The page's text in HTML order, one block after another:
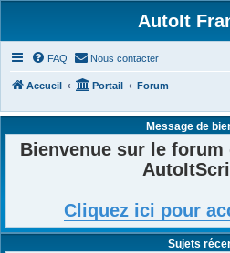
AutoIt
FAQ Nous contacter
Accueil Portail Forum
Message de
Bienvenue sur le forum
Cliquez ici pour
Sujets